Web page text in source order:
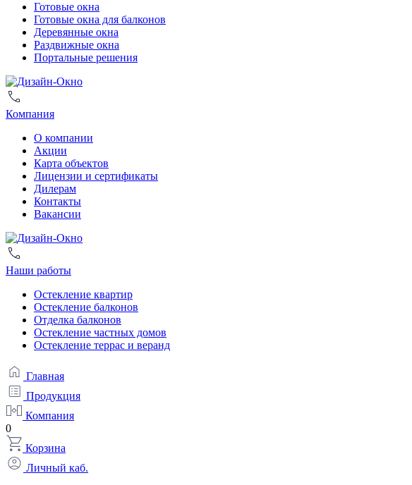
Готовые окна
Готовые окна для балконов
Деревянные окна
Раздвижные окна
Портальные решения
Компания
О компании
Акции
Карта объектов
Лицензии и сертификаты
Дилерам
Контакты
Вакансии
Наши работы
Остекление квартир
Остекление балконов
Отделка балконов
Остекление частных домов
Остекление террас и веранд
Главная
Продукция
Компания
0
Корзина
Личный каб.